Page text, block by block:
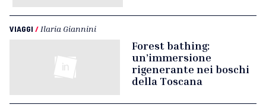
VIAGGI / Ilaria Giannini
Forest bathing:
un’immersione
rigenerante nei boschi
della Toscana